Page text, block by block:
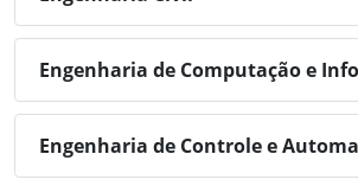
Engenharia de Computação e
Engenharia de Controle e